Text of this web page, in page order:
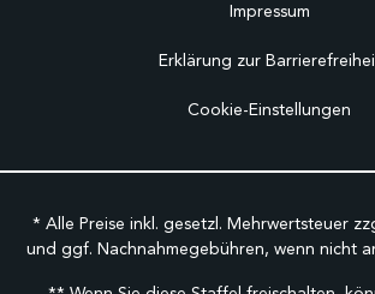
Impressum
Erklärung zur
Cookie-Einstellungen
* Alle Preise inkl. gesetzl. Mehrwertsteuer
und ggf. Nachnahmegebühren, wenn nicht